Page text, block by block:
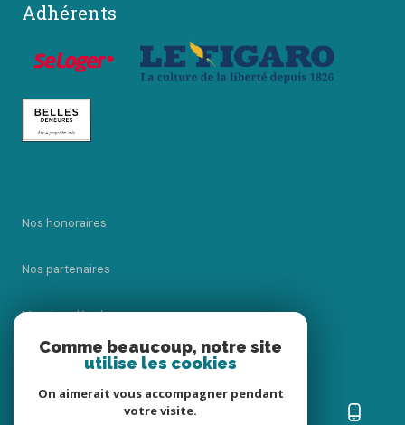
Adhérents
Nos honoraires
Nos partenaires
Mentions légales
Comme beaucoup, notre site
utilise les cookies
On aimerait vous accompagner pendant
votre visite.